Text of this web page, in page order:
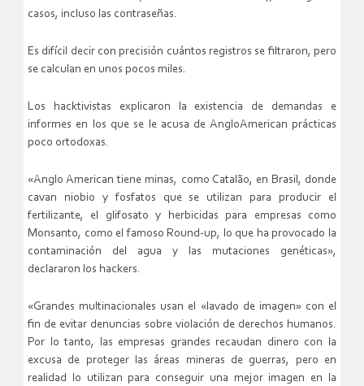
casos, incluso las contraseñas.
Es difícil decir con precisión cuántos registros se filtraron, pero
se calculan en unos pocos miles.
Los hacktivistas explicaron la existencia de demandas e
informes en los que se le acusa de AngloAmerican prácticas
poco ortodoxas.
«Anglo American tiene minas, como Catalão, en Brasil, donde
cavan niobio y fosfatos que se utilizan para producir el
fertilizante, el glifosato y herbicidas para empresas como
Monsanto, como el famoso Round-up, lo que ha provocado la
contaminación del agua y las mutaciones genéticas»,
declararon los hackers.
«Grandes multinacionales usan el «lavado de imagen» con el
fin de evitar denuncias sobre violación de derechos humanos.
Por lo tanto, las empresas grandes recaudan dinero con la
excusa de proteger las áreas mineras de guerras, pero en
realidad lo utilizan para conseguir una mejor imagen en la